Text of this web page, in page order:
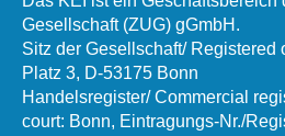
Gesellschaft (ZUG) gGmbH.
Sitz der Gesellschaft/ Registered
Platz 3, D-53175 Bonn
Handelsregister/ Commercial
court: Bonn, Eintragungs-Nr./